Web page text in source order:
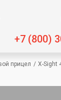
+7 (800)
прицел / X-Sight